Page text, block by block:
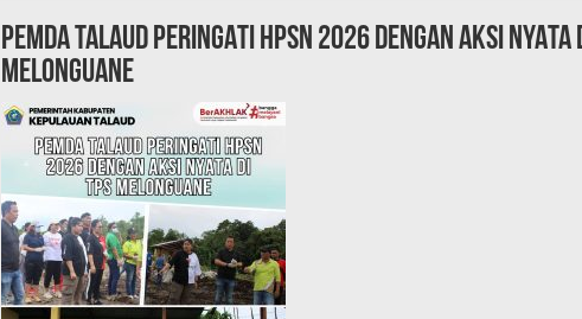
PEMDA TALAUD PERINGATI HPSN 2026 DENGAN AKSI NYATA
MELONGUANE